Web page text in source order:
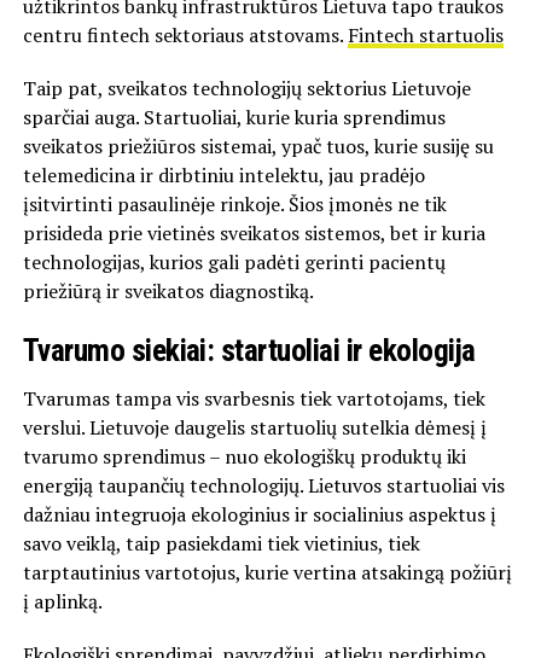
užtikrintos bankų infrastruktūros Lietuva tapo traukos
centru fintech sektoriaus atstovams. Fintech startuolis
Taip pat, sveikatos technologijų sektorius Lietuvoje
sparčiai auga. Startuoliai, kurie kuria sprendimus
sveikatos priežiūros sistemai, ypač tuos, kurie susiję su
telemedicina ir dirbtiniu intelektu, jau pradėjo
įsitvirtinti pasaulinėje rinkoje. Šios įmonės ne tik
prisideda prie vietinės sveikatos sistemos, bet ir kuria
technologijas, kurios gali padėti gerinti pacientų
priežiūrą ir sveikatos diagnostiką.
Tvarumo siekiai: startuoliai ir ekologija
Tvarumas tampa vis svarbesnis tiek vartotojams, tiek
verslui. Lietuvoje daugelis startuolių sutelkia dėmesį į
tvarumo sprendimus – nuo ekologiškų produktų iki
energiją taupančių technologijų. Lietuvos startuoliai vis
dažniau integruoja ekologinius ir socialinius aspektus į
savo veiklą, taip pasiekdami tiek vietinius, tiek
tarptautinius vartotojus, kurie vertina atsakingą požiūrį
į aplinką.